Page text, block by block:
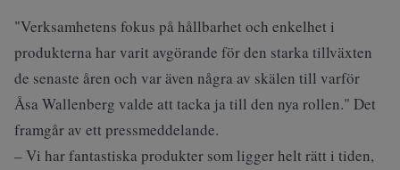
"Verksamhetens fokus på hållbarhet och enkelhet i
produkterna har varit avgörande för den starka tillväxten
de senaste åren och var även några av skälen till varför
Åsa Wallenberg valde att tacka ja till den nya rollen." Det
framgår av ett pressmeddelande.
– Vi har fantastiska produkter som ligger helt rätt i tiden,